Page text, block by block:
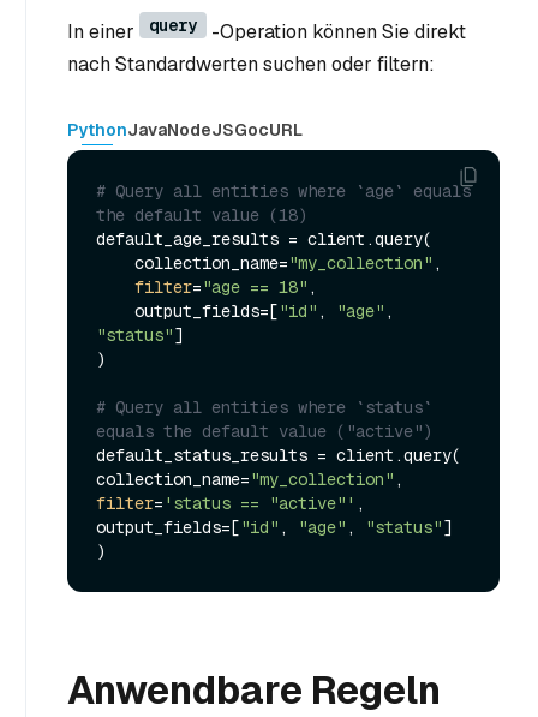
In einer query
-Operation können Sie direkt
nach Standardwerten suchen oder filtern:
PythonJavaNodeJSGocURL
# Query all entities where `age` equals
the default value (18)
default_age_results = client.query(
    collection_name=
"my_collection" ,
filter="age == 18" ,
    output_fields=[
"id" , "age"
"status"]
)
# Query all entities where `status`
equals the default value ("active")
default_status_results = client.query(
collection_name="my_collection"
filter= 'status == "active"' ,
output_fields=["id" , "age" , "status"]
Anwendbare Regeln